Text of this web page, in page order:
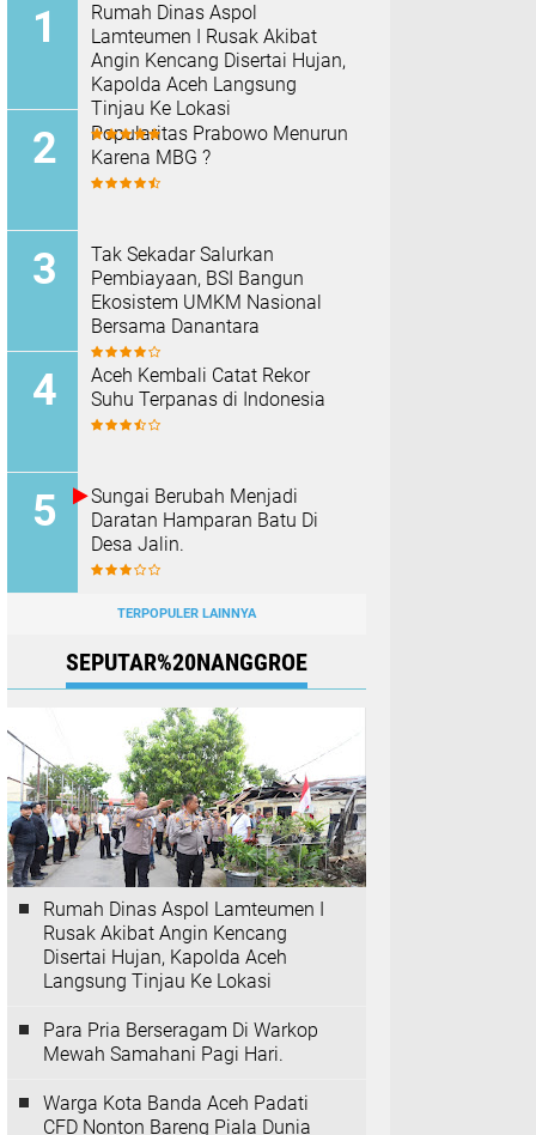
Rumah Dinas Aspol
Lamteumen I Rusak Akibat
Angin Kencang Disertai Hujan,
Kapolda Aceh Langsung
Tinjau Ke Lokasi
Popularitas Prabowo Menurun
Karena MBG ?
Tak Sekadar Salurkan
Pembiayaan, BSI Bangun
Ekosistem UMKM Nasional
Bersama Danantara
Aceh Kembali Catat Rekor
Suhu Terpanas di Indonesia
Sungai Berubah Menjadi
Daratan Hamparan Batu Di
Desa Jalin.
TERPOPULER LAINNYA
SEPUTAR%20NANGGROE
Rumah Dinas Aspol Lamteumen I
Rusak Akibat Angin Kencang
Disertai Hujan, Kapolda Aceh
Langsung Tinjau Ke Lokasi
Para Pria Berseragam Di Warkop
Mewah Samahani Pagi Hari.
Warga Kota Banda Aceh Padati
CFD Nonton Bareng Piala Dunia